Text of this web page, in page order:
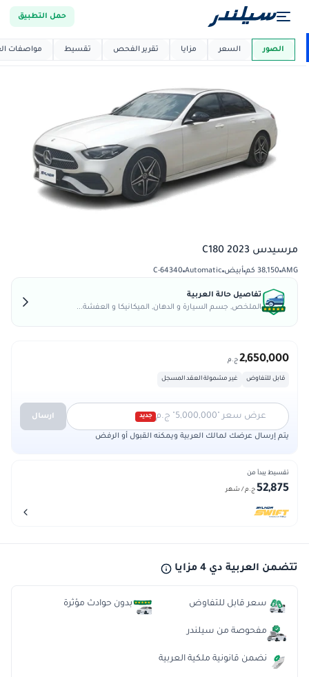
حمل التطبيق
العربية دي ماركت
مرسيدس C180 2023
AMG 38,150 كم أبيض Automatic
C-64340
تفاصيل حالة العربية
الملخص, جسم السيارة و الدهان, الميكانيكا و العفشة...
2,650,000 ج.م
قابل للتفاوض غير مشمولة العقد المسجل
عرض سعر "5,000,000" ج.م جديد ارسال
يتم إرسال عرضك لمالك العربية ويمكنه القبول أو الرفض
تقسيط يبدأ من
52,875 ج.م / شهر
تتضمن العربية دي 4 مزايا
سعر قابل للتفاوض
مفحوصة من سيلندر
نضمن قانونية ملكية العربية
بدون حوادث مؤثرة
الصور السعر مزايا تقرير الفحص تقسيط مواصفات